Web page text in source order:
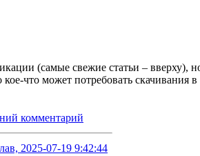
(самые свежие статьи – вверху),
что может потребовать
комментарий
2025-07-19 9:42:44